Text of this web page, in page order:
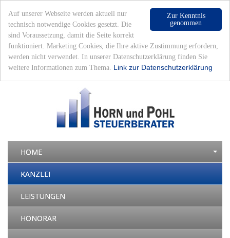
Zur Kenntnis
genommen
Auf unserer Webseite werden aktuell nur
technisch notwendige Cookies gesetzt. Die
sind Voraussetzung, damit die Seite korrekt
funktioniert. Marketing Cookies, die Ihre aktive Zustimmung erfordern,
werden nicht verwendet. In unserer Datenschutzerklärung finden Sie
weitere Informationen zum Thema. Link zur Datenschutzerklärung
Datenschutz| Impressum|Mandantenlogin|Sonntag, 9. August 2026 - 06:06 Uhr
HOME
KANZLEI
LEISTUNGEN
HONORAR